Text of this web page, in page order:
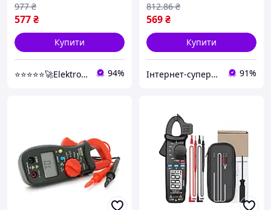
577₴
977 ₴
Купити
⭐⭐⭐⭐⭐🚀Elektroniki-net 94%
569₴
812.86 ₴
Купити
Інтернет-супермаркет 91%